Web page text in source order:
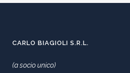
CARLO BIAGIOLI S.R.L.
(a socio unico)